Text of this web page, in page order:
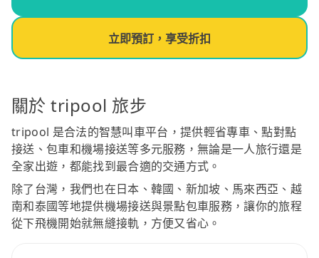
立即預訂，享受折扣
關於 tripool 旅步
tripool 是合法的智慧叫車平台，提供輕省專車、點對點
接送、包車和機場接送等多元服務，無論是一人旅行還是
全家出遊，都能找到最合適的交通方式。
除了台灣，我們也在日本、韓國、新加坡、馬來西亞、越
南和泰國等地提供機場接送與景點包車服務，讓你的旅程
從下飛機開始就無縫接軌，方便又省心。